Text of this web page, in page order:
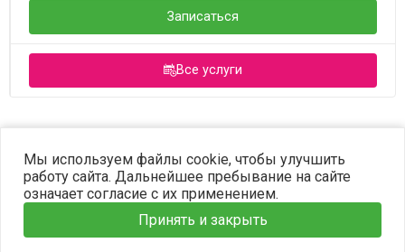
Записаться
Все услуги
©2023 OPTIMA. Все права защищены.
Мы используем файлы cookie, чтобы улучшить
работу сайта. Дальнейшее пребывание на сайте
означает согласие с их применением.
Принять и закрыть